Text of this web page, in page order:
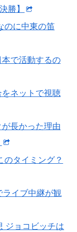
勝】
のに中東の笛
で活動するの
ネットで視聴
長かった理由
のタイミング？
ライブ中継が観
ジョコビッチは